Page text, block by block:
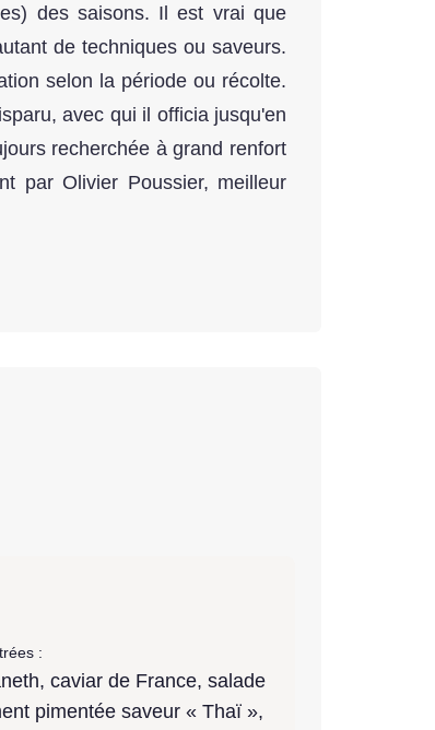
des saisons. Il est vrai que
de techniques ou saveurs.
selon la période ou récolte.
avec qui il officia jusqu'en
recherchée à grand renfort
par Olivier Poussier, meilleur
:
caviar de France, salade
pimentée saveur « Thaï »,